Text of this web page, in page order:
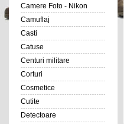
Camere Foto - Nikon
Camuflaj
Casti
Catuse
Centuri militare
Corturi
Cosmetice
Cutite
Detectoare